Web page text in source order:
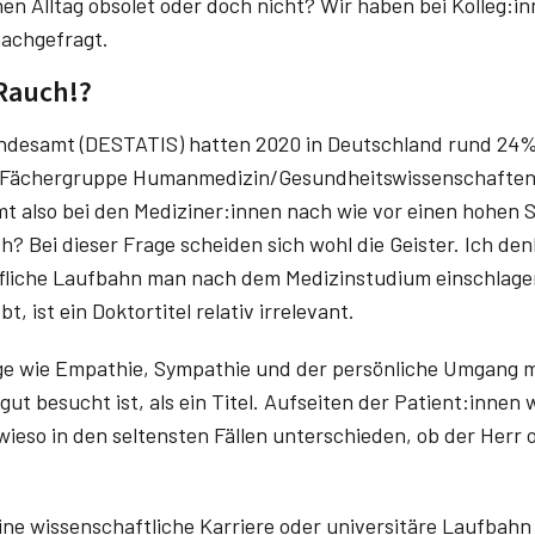
(DESTATIS) hatten 2020 in Deutschland rund
Humanmedizin/
also bei den Mediziner:innen nach wie vor einen hohen
Bei dieser Frage scheiden sich wohl die Geister. Ich
Laufbahn man nach dem Medizinstudium
ist ein Doktortitel relativ irrelevant.
wie Empathie, Sympathie und der persönliche Umgang
besucht ist, als ein Titel. Aufseiten der Patient:innen
in den seltensten Fällen unterschieden, ob der Herr
wissenschaftliche Karriere oder universitäre